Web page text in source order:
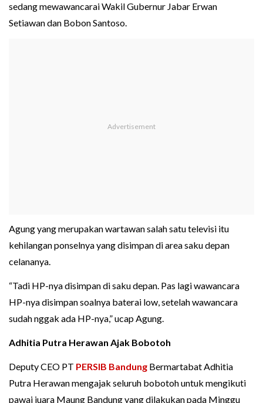
sedang mewawancarai Wakil Gubernur Jabar Erwan
Setiawan dan Bobon Santoso.
Agung yang merupakan wartawan salah satu televisi itu
kehilangan ponselnya yang disimpan di area saku depan
celananya.
“Tadi HP-nya disimpan di saku depan. Pas lagi wawancara
HP-nya disimpan soalnya baterai low, setelah wawancara
sudah nggak ada HP-nya,” ucap Agung.
Adhitia Putra Herawan Ajak Bobotoh
Deputy CEO PT PERSIB Bandung Bermartabat Adhitia
Putra Herawan mengajak seluruh bobotoh untuk mengikuti
pawai juara Maung Bandung yang dilakukan pada Minggu